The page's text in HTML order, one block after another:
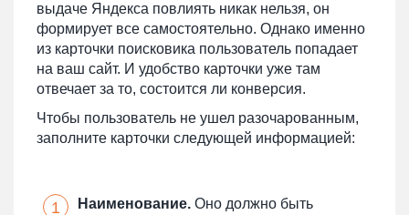
выдаче Яндекса повлиять никак нельзя, он
формирует все самостоятельно. Однако именно
из карточки поисковика пользователь попадает
на ваш сайт. И удобство карточки уже там
отвечает за то, состоится ли конверсия.
Чтобы пользователь не ушел разочарованным,
заполните карточки следующей информацией:
Наименование. Оно должно быть